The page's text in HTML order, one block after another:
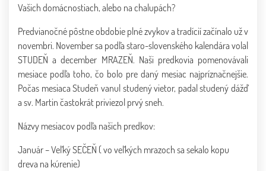
Vašich domácnostiach, alebo na chalupách?
Predvianočné pôstne obdobie plné zvykov a tradícií začínalo už v
novembri. November sa podľa staro-slovenského kalendára volal
STUDEŇ a december MRAZEŇ. Naši predkovia pomenovávali
mesiace podľa toho, čo bolo pre daný mesiac najpríznačnejšie.
Počas mesiaca Studeň vanul studený vietor, padal studený dážď
a sv. Martin častokrát priviezol prvý sneh.
Názvy mesiacov podľa našich predkov:
Január – Veľký SEČEŇ ( vo veľkých mrazoch sa sekalo kopu
dreva na kúrenie)